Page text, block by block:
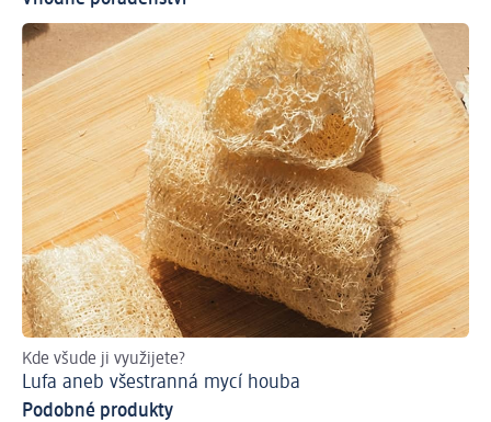
Kde všude ji využijete?
Lufa aneb všestranná mycí houba
Podobné produkty